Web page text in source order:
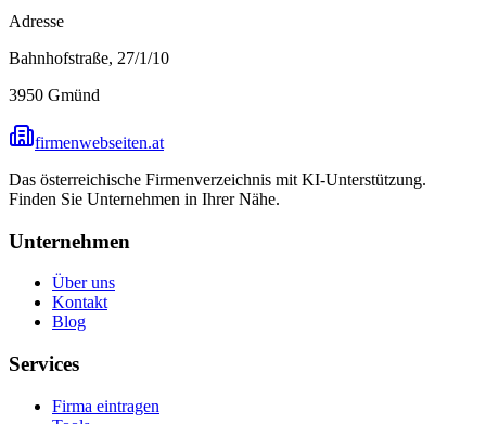
Adresse
Bahnhofstraße, 27/1/10
3950 Gmünd
firmenwebseiten.at
Das österreichische Firmenverzeichnis mit KI-Unterstützung.
Finden Sie Unternehmen in Ihrer Nähe.
Unternehmen
Über uns
Kontakt
Blog
Services
Firma eintragen